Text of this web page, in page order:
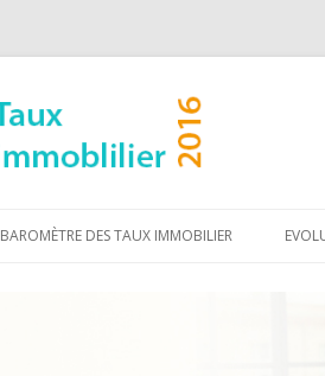
BAROMÈTRE DES TAUX IMMOBILIER